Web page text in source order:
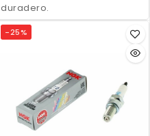
duradero.
-25%